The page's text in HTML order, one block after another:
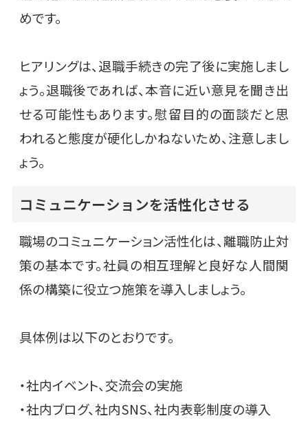
めです。
ヒアリングは、退職手続きの完了後に実施しまし
ょう。退職後であれば、本音に近い意見を聞き出
せる可能性もあります。慰留目的の面談だと思
われると態度が硬化しかねないため、注意しまし
ょう。
コミュニケーションを活性化させる
職場のコミュニケーション活性化は、離職防止対
策の基本です。社員の相互理解と良好な人間関
係の構築に役立つ施策を導入しましょう。
具体例は以下のとおりです。
・社内イベント、交流会の実施
・社内ブログ、社内SNS、社内表彰制度の導入